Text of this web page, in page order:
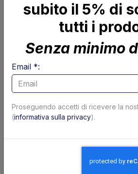
Cilindro di
brandeggio Zepro
subito il 5% di
tutti i
Senza minimo
Email *:
Proseguendo accetti di ricevere la
(informativa sulla privacy).